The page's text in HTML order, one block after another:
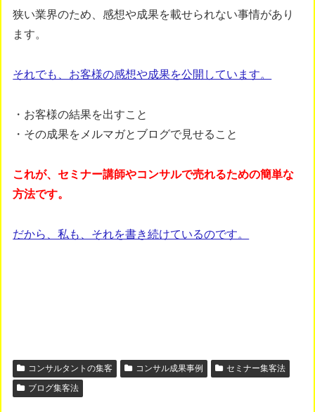
狭い業界のため、感想や成果を載せられない事情があり
ます。
それでも、お客様の感想や成果を公開しています。
・お客様の結果を出すこと
・その成果をメルマガとブログで見せること
これが、セミナー講師やコンサルで売れるための簡単な
方法です。
だから、私も、それを書き続けているのです。
コンサルタントの集客 コンサル成果事例
セミナー集客法
ブログ集客法